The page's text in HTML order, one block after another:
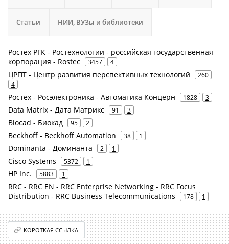
Статьи НИИ, ВУЗы и библиотеки
Ростех РГК - Ростехнологии - российская государственная
корпорация - Rostec
3457 4
ЦРПТ - Центр развития перспективных технологий
260
4
Ростех - Росэлектроника - Автоматика Концерн 1828 3
Data Matrix - Дата Матрикс 91 3
Biocad - Биокад 95 2
Beckhoff - Beckhoff Automation 38 1
Dominanta - Доминанта 2 1
Cisco Systems 5372 1
HP Inc. 5883 1
RRC - RRC EN - RRC Enterprise Networking - RRC Focus
Distribution - RRC Business Telecommunications
178 1
КОРОТКАЯ ССЫЛКА